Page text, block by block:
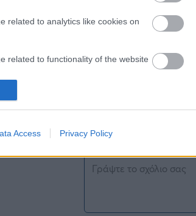
related to analytics like cookies on
related to functionality of the website
related to personalization.
related to security, including
and other user protection.
Access Privacy Policy
ΖΩΝΤΑΝΑ